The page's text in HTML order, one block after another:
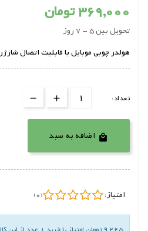
369,000 تومان
تحویل بین 5 - 7 روز
هولدر چوبی موبایل با قابلیت اتصال شارژر
تعداد:
 اضافه به سبد
امتیاز: (0)